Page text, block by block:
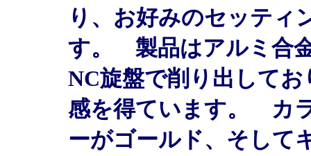
り、お好みのセッティ
す。 製品はアルミ合
NC旋盤で削り出して
感を得ています。 カ
ーがゴールド、そして